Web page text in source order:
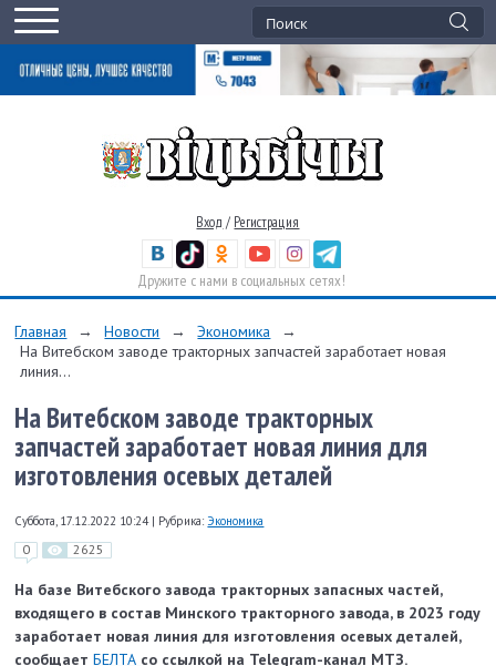
Вход / Регистрация
Дружите с нами в социальных сетях!
Главная → Новости → Экономика
→
На Витебском заводе тракторных запчастей заработает новая
линия...
На Витебском заводе тракторных
запчастей заработает новая линия для
изготовления осевых деталей
Суббота, 17.12.2022 10:24 | Рубрика: Экономика
0 2625
На базе Витебского завода тракторных запасных частей,
входящего в состав Минского тракторного завода, в 2023 году
заработает новая линия для изготовления осевых деталей,
сообщаетБЕЛТА со ссылкой на Telegram-канал МТЗ.